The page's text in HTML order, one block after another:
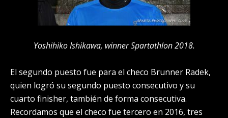
Yoshihiko Ishikawa, winner Spartathlon 2018.
El segundo puesto fue para el checo Brunner Radek,
quien logró su segundo puesto consecutivo y su
cuarto finisher, también de forma consecutiva.
Recordamos que el checo fue tercero en 2016, tres